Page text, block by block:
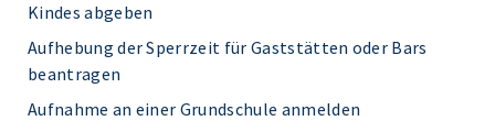
Kindes abgeben
Aufhebung der Sperrzeit für Gaststätten oder Bars
beantragen
Aufnahme an einer Grundschule anmelden